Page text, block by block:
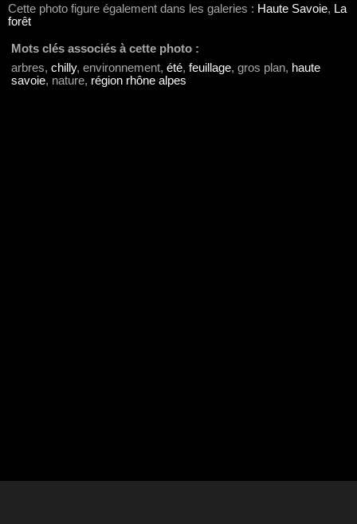
Cette photo figure également dans les galeries : Haute Savoie, La
forêt
Mots clés associés à cette photo :
arbres, chilly, environnement, été, feuillage, gros plan, haute
savoie, nature, région rhône alpes